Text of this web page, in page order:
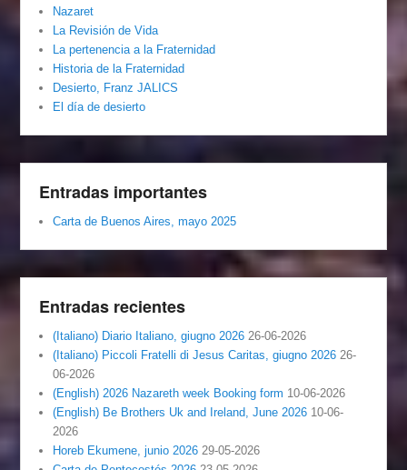
Nazaret
La Revisión de Vida
La pertenencia a la Fraternidad
Historia de la Fraternidad
Desierto, Franz JALICS
El día de desierto
Entradas importantes
Carta de Buenos Aires, mayo 2025
Entradas recientes
(Italiano) Diario Italiano, giugno 2026 26-06-2026
(Italiano) Piccoli Fratelli di Jesus Caritas, giugno 2026 26-
06-2026
(English) 2026 Nazareth week Booking form 10-06-2026
(English) Be Brothers Uk and Ireland, June 2026 10-06-
2026
Horeb Ekumene, junio 2026 29-05-2026